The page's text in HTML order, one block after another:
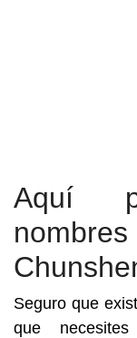
Aquí
Seguro que
que